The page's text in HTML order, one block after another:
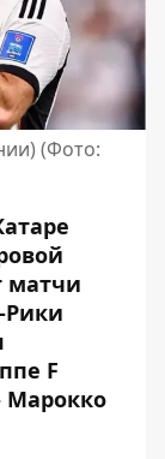
(Фото:
матчи
Рики
F
Марокко